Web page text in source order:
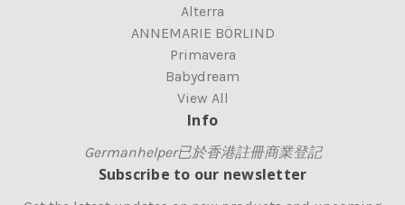
Alterra
ANNEMARIE BÖRLIND
Primavera
Babydream
View All
Info
Germanhelper已於香港註冊商業登記
Subscribe to our newsletter